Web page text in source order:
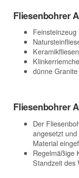
Fliesenbohrer
Feinsteinzeug
Keramikfliesen
dünne Granite
Fliesenbohrer
Der
angesetzt
Material
Regelmäßige
Standzeit des